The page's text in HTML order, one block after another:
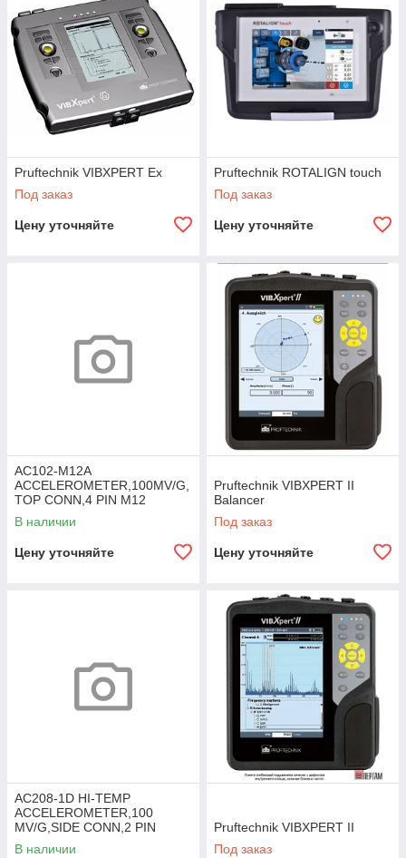
Pruftechnik VIBXPERT Ex
Под заказ
Цену уточняйте
Pruftechnik ROTALIGN touch
Под заказ
Цену уточняйте
AC102-M12A
ACCELEROMETER,100MV/G,
TOP CONN,4 PIN M12
В наличии
Цену уточняйте
Pruftechnik VIBXPERT II
Balancer
Под заказ
Цену уточняйте
AC208-1D HI-TEMP
ACCELEROMETER,100
MV/G,SIDE CONN,2 PIN
MIL,325F
В наличии
Pruftechnik VIBXPERT II
Под заказ